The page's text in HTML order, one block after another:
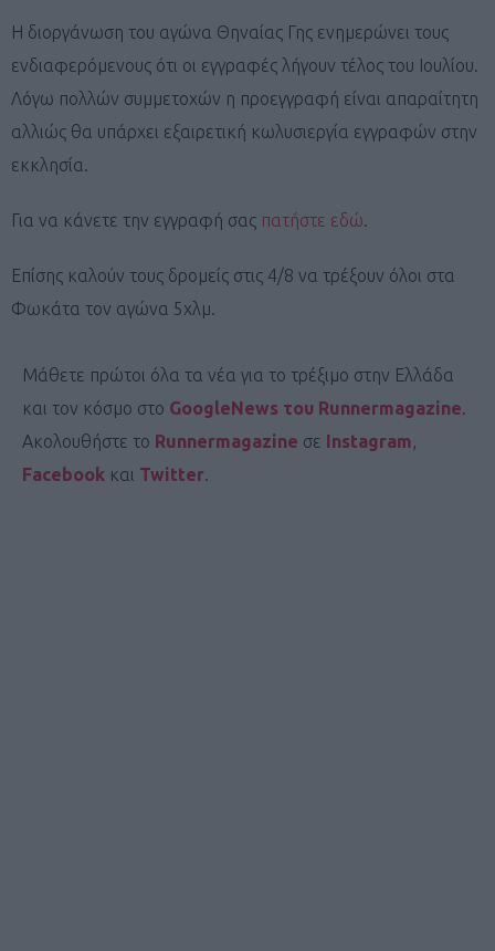
Η διοργάνωση του αγώνα Θηναίας Γης ενημερώνει τους
ενδιαφερόμενους ότι οι εγγραφές λήγουν τέλος του Ιουλίου.
Λόγω πολλών συμμετοχών η προεγγραφή είναι απαραίτητη
αλλιώς θα υπάρχει εξαιρετική κωλυσιεργία εγγραφών στην
εκκλησία.
Για να κάνετε την εγγραφή σας πατήστε εδώ.
Επίσης καλούν τους δρομείς στις 4/8 να τρέξουν όλοι στα
Φωκάτα τον αγώνα 5χλμ.
Μάθετε πρώτοι όλα τα νέα για το τρέξιμο στην Ελλάδα
και τον κόσμο στο GoogleNews του Runnermagazine.
Ακολουθήστε το Runnermagazine σε Instagram,
Facebook και Twitter.